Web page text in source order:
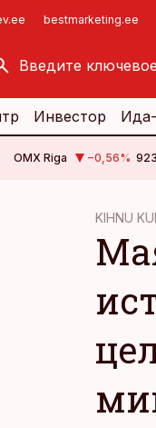
bestmarketing.ee
imelineajalugu.ee
Инвестор
OMX Riga −0,56%
KIHNU